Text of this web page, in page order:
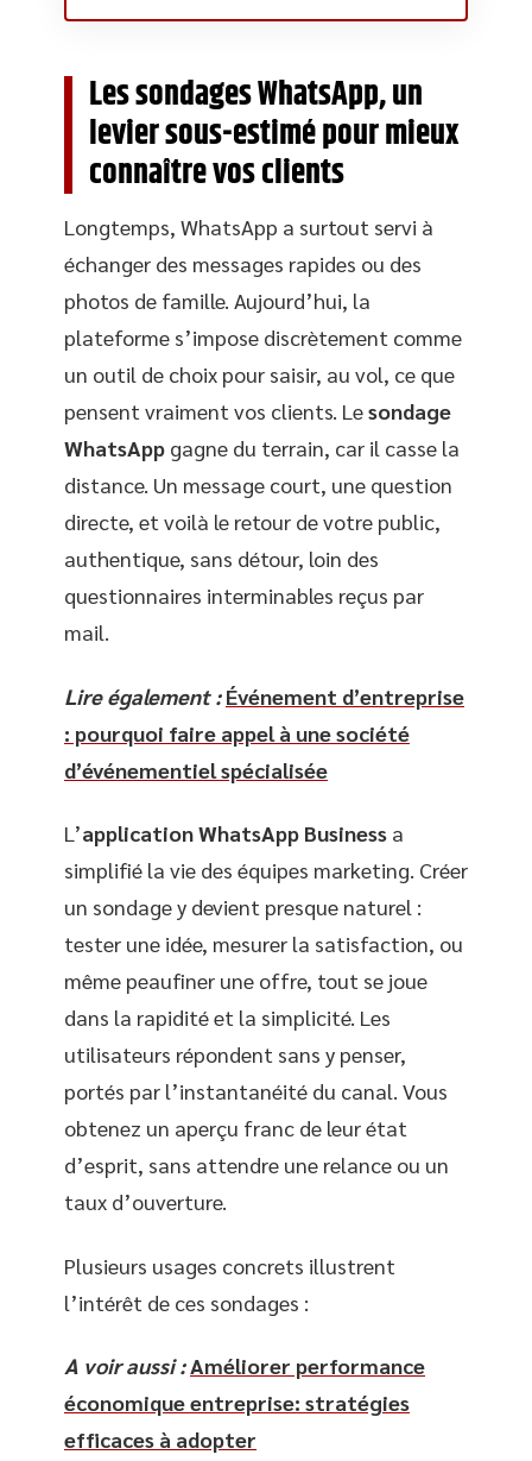
Les sondages WhatsApp, un
levier sous-estimé pour mieux
connaître vos clients
Longtemps, WhatsApp a surtout servi à
échanger des messages rapides ou des
photos de famille. Aujourd’hui, la
plateforme s’impose discrètement comme
un outil de choix pour saisir, au vol, ce que
pensent vraiment vos clients. Lesondage
WhatsApp gagne du terrain, car il casse la
distance. Un message court, une question
directe, et voilà le retour de votre public,
authentique, sans détour, loin des
questionnaires interminables reçus par
mail.
Lire également : Événement d’entreprise
: pourquoi faire appel à une société
d’événementiel spécialisée
L’application WhatsApp Business a
simplifié la vie des équipes marketing. Créer
un sondage y devient presque naturel :
tester une idée, mesurer la satisfaction, ou
même peaufiner une offre, tout se joue
dans la rapidité et la simplicité. Les
utilisateurs répondent sans y penser,
portés par l’instantanéité du canal. Vous
obtenez un aperçu franc de leur état
d’esprit, sans attendre une relance ou un
taux d’ouverture.
Plusieurs usages concrets illustrent
l’intérêt de ces sondages :
A voir aussi :Améliorer performance
économique entreprise: stratégies
efficaces à adopter